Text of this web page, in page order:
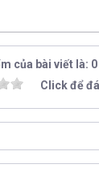
của bài viết là:
Click để